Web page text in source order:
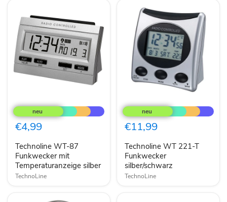
WT-
87
Funkwecker
mit
silber
€4,99
Technoline WT-87
Funkwecker mit
Temperaturanzeige silber
TechnoLine
WT
221-
T
Funkwecker
€11,99
Technoline WT 221-T
Funkwecker
silber/schwarz
TechnoLine